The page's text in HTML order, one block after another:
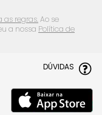
as regras.Ao se
a nossa Política de
DÚVIDAS